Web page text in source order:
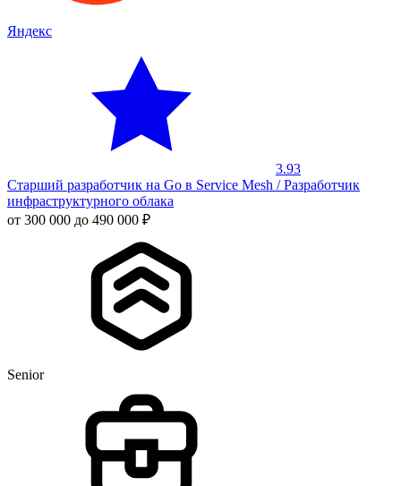
Яндекс
3.93
Старший разработчик на Go в Service Mesh / Разработчик
инфраструктурного облака
от 300 000 до 490 000 ₽
Senior